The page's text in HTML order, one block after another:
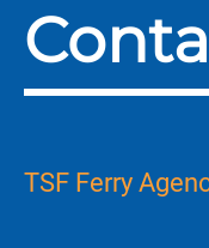
TSF Ferry